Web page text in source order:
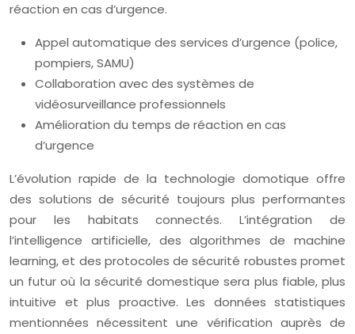
réaction en cas d’urgence.
Appel automatique des services d’urgence (police,
pompiers, SAMU)
Collaboration avec des systèmes de
vidéosurveillance professionnels
Amélioration du temps de réaction en cas
d’urgence
L’évolution rapide de la technologie domotique offre
des solutions de sécurité toujours plus performantes
pour les habitats connectés. L’intégration de
l’intelligence artificielle, des algorithmes de machine
learning, et des protocoles de sécurité robustes promet
un futur où la sécurité domestique sera plus fiable, plus
intuitive et plus proactive. Les données statistiques
mentionnées nécessitent une vérification auprès de